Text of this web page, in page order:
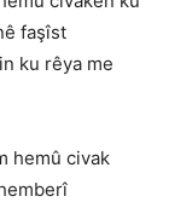
faşîst
ku rêya me
hemû civak